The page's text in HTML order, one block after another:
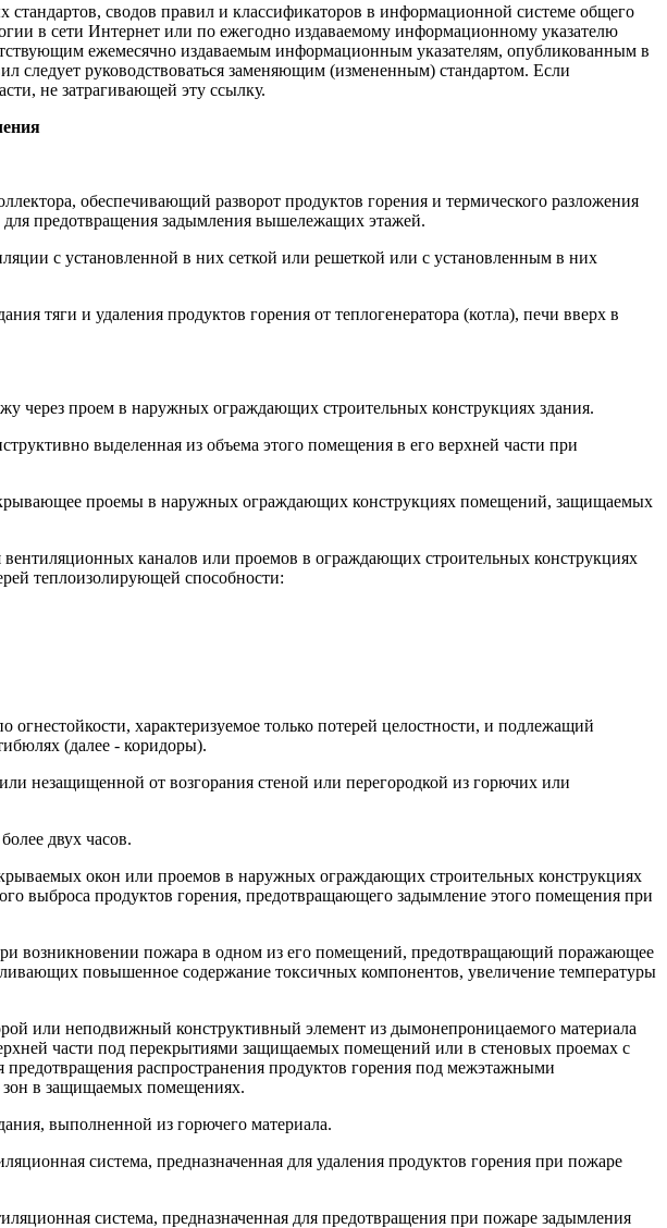
сводов правил и классификаторов в информационной системе общего
в сети Интернет или по ежегодно издаваемому информационному указателю
ежемесячно издаваемым информационным указателям, опубликованным в
следует руководствоваться заменяющим (измененным) стандартом. Если
не затрагивающей эту ссылку.
обеспечивающий разворот продуктов горения и термического разложения
предотвращения задымления вышележащих этажей.
с установленной в них сеткой или решеткой или с установленным в них
тяги и удаления продуктов горения от теплогенератора (котла), печи вверх в
через проем в наружных ограждающих строительных конструкциях здания.
выделенная из объема этого помещения в его верхней части при
проемы в наружных ограждающих конструкциях помещений, защищаемых
каналов или проемов в ограждающих строительных конструкциях
теплоизолирующей способности:
характеризуемое только потерей целостности, и подлежащий
(далее - коридоры).
незащищенной от возгорания стеной или перегородкой из горючих или
двух часов.
окон или проемов в наружных ограждающих строительных конструкциях
выброса продуктов горения, предотвращающего задымление этого помещения при
возникновении пожара в одном из его помещений, предотвращающий поражающее
повышенное содержание токсичных компонентов, увеличение температуры
или неподвижный конструктивный элемент из дымонепроницаемого материала
части под перекрытиями защищаемых помещений или в стеновых проемах с
распространения продуктов горения под межэтажными
зон в защищаемых помещениях.
выполненной из горючего материала.
система, предназначенная для удаления продуктов горения при пожаре
система, предназначенная для предотвращения при пожаре задымления